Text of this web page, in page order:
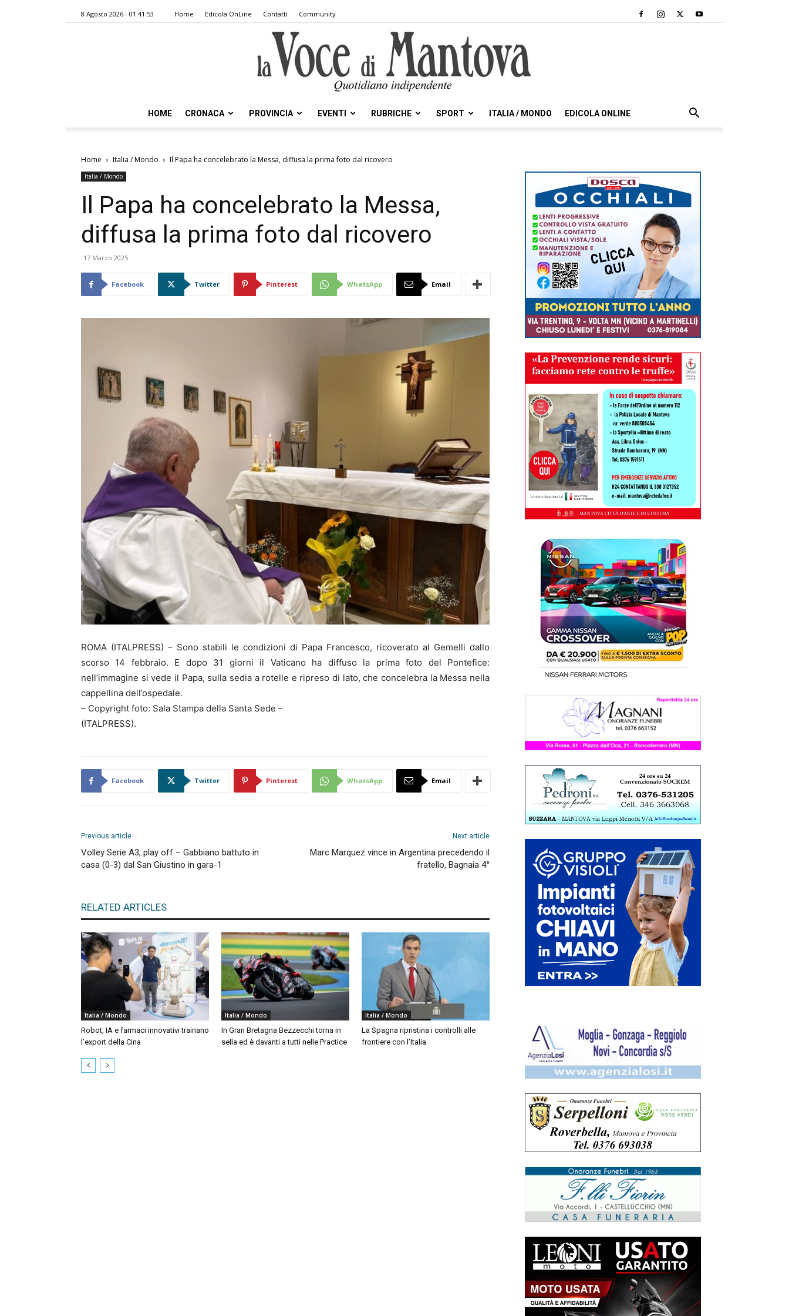
8 Agosto 2026 - 01:41:53 Home Edicola OnLine Contatti Community
Voce
Mantova
HOME CRONACA PROVINCIA EVENTI RUBRICHE SPORT ITALIA / MONDO EDICOLA ONLINE
Home Italia / Mondo Il Papa ha concelebrato la Messa, diffusa la prima foto dal ricovero
Italia / Mondo
Il Papa ha concelebrato la Messa,
diffusa la prima foto dal ricovero
17 Marzo 2025
Facebook Twitter Pinterest WhatsApp Email
ROMA (ITALPRESS) – Sono stabili le condizioni di Papa Francesco, ricoverato al Gemelli dallo
scorso 14 febbraio. E dopo 31 giorni il Vaticano ha diffuso la prima foto del Pontefice:
nell’immagine si vede il Papa, sulla sedia a rotelle e ripreso di lato, che concelebra la Messa nella
cappellina dell’ospedale.
– Copyright foto: Sala Stampa della Santa Sede –
(ITALPRESS).
Facebook Twitter Pinterest WhatsApp Email
Previous article
Volley Serie A3, play off – Gabbiano battuto in
casa (0-3) dal San Giustino in gara-1
Next article
Marc Marquez vince in Argentina precedendo il
fratello, Bagnaia 4°
RELATED ARTICLES
Italia / Mondo
Robot, IA e farmaci innovativi trainano
l’export della Cina
Italia / Mondo
In Gran Bretagna Bezzecchi torna in
sella ed è davanti a tutti nelle Practice
Italia / Mondo
La Spagna ripristina i controlli alle
frontiere con l’Italia